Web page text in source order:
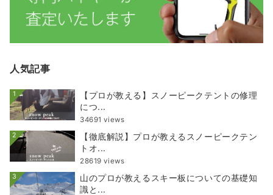
人気記事
1
【プロが教える】スノーピークテントの修理
につ...
34691 views
2
【徹底解説】プロが教えるスノーピークテン
トオ...
28619 views
3
山のプロが教えるスキー板についての基礎知
識と...